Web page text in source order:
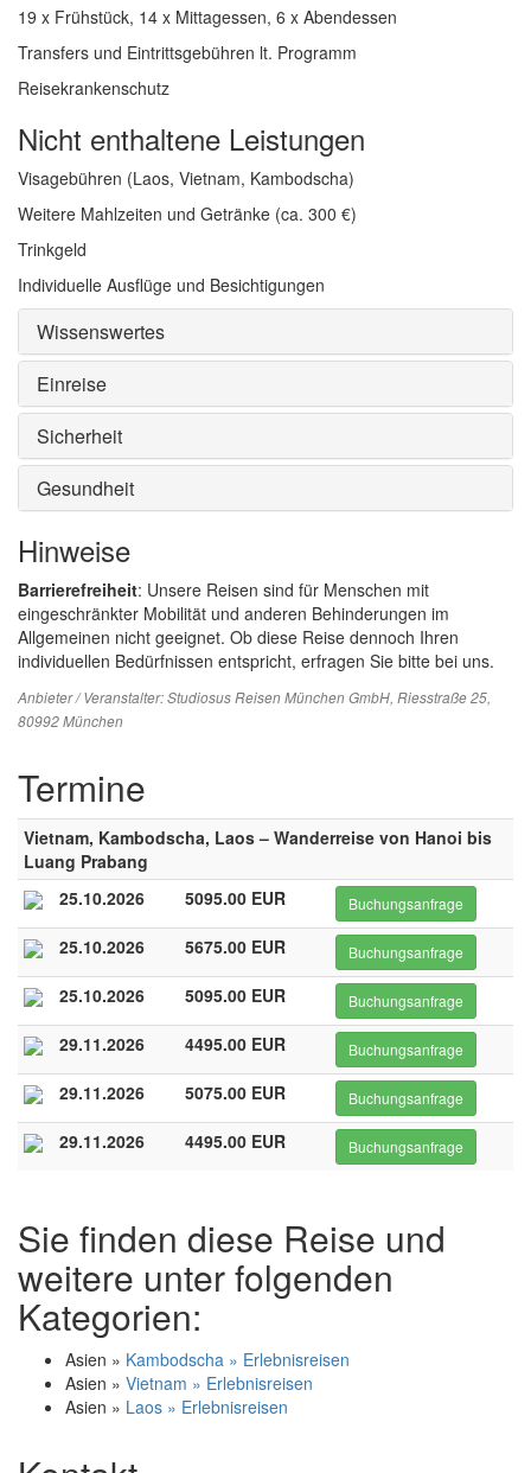
19 x Frühstück, 14 x Mittagessen, 6 x Abendessen
Transfers und Eintrittsgebühren lt. Programm
Reisekrankenschutz
Nicht enthaltene Leistungen
Visagebühren (Laos, Vietnam, Kambodscha)
Weitere Mahlzeiten und Getränke (ca. 300 €)
Trinkgeld
Individuelle Ausflüge und Besichtigungen
Wissenswertes
Einreise
Sicherheit
Gesundheit
Hinweise
Barrierefreiheit: Unsere Reisen sind für Menschen mit
eingeschränkter Mobilität und anderen Behinderungen im
Allgemeinen nicht geeignet. Ob diese Reise dennoch Ihren
individuellen Bedürfnissen entspricht, erfragen Sie bitte bei uns.
Anbieter / Veranstalter:Studiosus Reisen München GmbH, Riesstraße 25,
80992 München
Termine
Vietnam, Kambodscha, Laos – Wanderreise von Hanoi bis
Luang Prabang
25.10.2026
5095.00 EUR Buchungsanfrage
25.10.2026 5675.00 EUR Buchungsanfrage
25.10.2026 5095.00 EUR Buchungsanfrage
29.11.2026 4495.00 EUR Buchungsanfrage
29.11.2026 5075.00 EUR Buchungsanfrage
29.11.2026 4495.00 EUR Buchungsanfrage
Sie finden diese Reise und
weitere unter folgenden
Kategorien:
Asien » Kambodscha » Erlebnisreisen
Asien » Vietnam » Erlebnisreisen
Asien » Laos » Erlebnisreisen